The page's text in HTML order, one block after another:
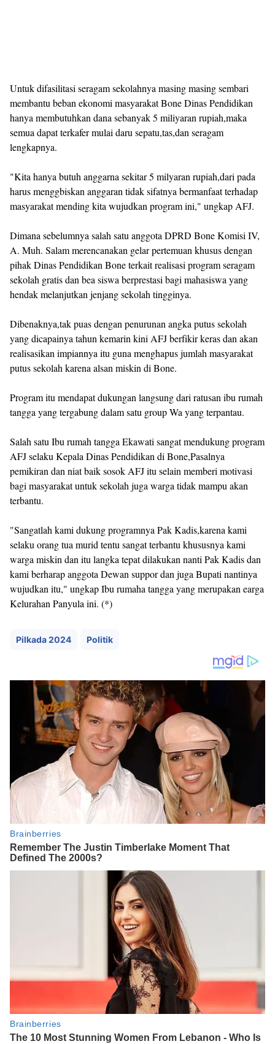
Untuk difasilitasi seragam sekolahnya masing masing sembari
membantu beban ekonomi masyarakat Bone Dinas Pendidikan
hanya membutuhkan dana sebanyak 5 miliyaran rupiah,maka
semua dapat terkafer mulai daru sepatu,tas,dan seragam
lengkapnya.
"Kita hanya butuh anggarna sekitar 5 milyaran rupiah,dari pada
harus menggbiskan anggaran tidak sifatnya bermanfaat terhadap
masyarakat mending kita wujudkan program ini," ungkap AFJ.
Dimana sebelumnya salah satu anggota DPRD Bone Komisi IV,
A. Muh. Salam merencanakan gelar pertemuan khusus dengan
pihak Dinas Pendidikan Bone terkait realisasi program seragam
sekolah gratis dan bea siswa berprestasi bagi mahasiswa yang
hendak melanjutkan jenjang sekolah tingginya.
Dibenaknya,tak puas dengan penurunan angka putus sekolah
yang dicapainya tahun kemarin kini AFJ berfikir keras dan akan
realisasikan impiannya itu guna menghapus jumlah masyarakat
putus sekolah karena alsan miskin di Bone.
Program itu mendapat dukungan langsung dari ratusan ibu rumah
tangga yang tergabung dalam satu group Wa yang terpantau.
Salah satu Ibu rumah tangga Ekawati sangat mendukung program
AFJ selaku Kepala Dinas Pendidikan di Bone,Pasalnya
pemikiran dan niat baik sosok AFJ itu selain memberi motivasi
bagi masyarakat untuk sekolah juga warga tidak mampu akan
terbantu.
"Sangatlah kami dukung programnya Pak Kadis,karena kami
selaku orang tua murid tentu sangat terbantu khususnya kami
warga miskin dan itu langka tepat dilakukan nanti Pak Kadis dan
kami berharap anggota Dewan suppor dan juga Bupati nantinya
wujudkan itu," ungkap Ibu rumaha tangga yang merupakan earga
Kelurahan Panyula ini. (*)
Pilkada 2024 Politik